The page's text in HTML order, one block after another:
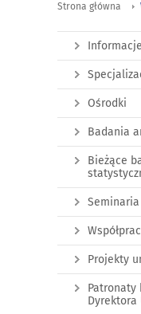
Strona główna
Ośrodki
Badania
Bieżące
Projekty
Patronaty
Dyrektora